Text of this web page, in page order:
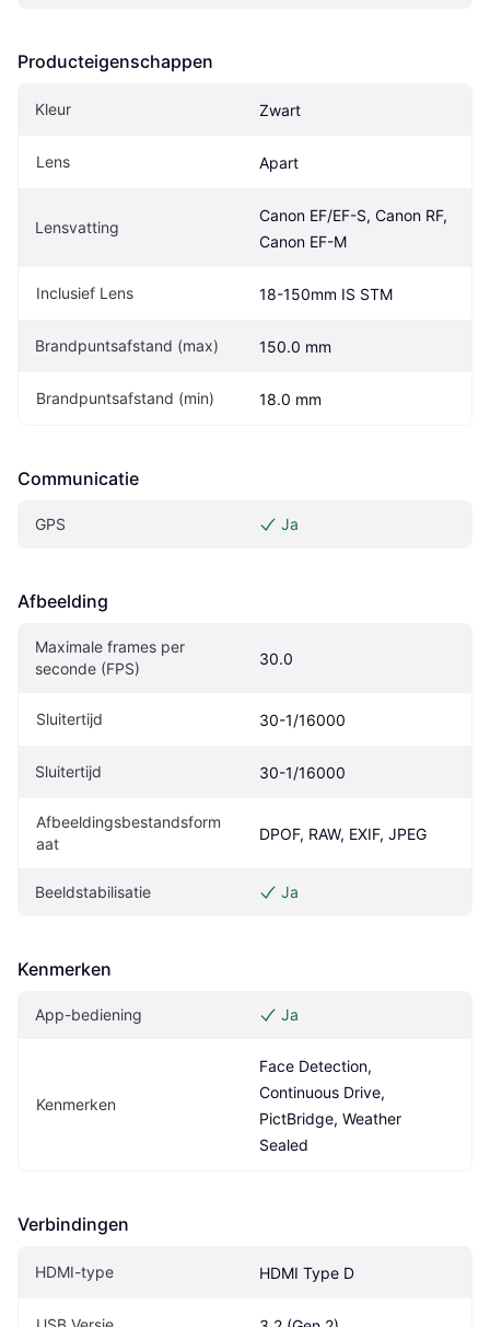
Producteigenschappen
Kleur Zwart
Lens Apart
Lensvatting
Canon EF/EF-S, Canon RF,
Canon EF-M
Inclusief Lens 18-150mm IS STM
Brandpuntsafstand (max) 150.0 mm
Brandpuntsafstand (min) 18.0 mm
Communicatie
GPS Ja
Afbeelding
Maximale frames per
seconde (FPS)
30.0
Sluitertijd 30-1/16000
Sluitertijd 30-1/16000
Afbeeldingsbestandsform
aat
DPOF, RAW, EXIF, JPEG
Beeldstabilisatie Ja
Kenmerken
App-bediening Ja
Kenmerken
Face Detection,
Continuous Drive,
PictBridge, Weather
Sealed
Verbindingen
HDMI-type HDMI Type D